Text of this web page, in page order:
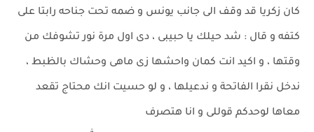
كان زكريا قد وقف الى جانب يونس و ضمه تحت جناحه رابتا على
كتفه و قال : شد حيلك يا حبيبى ، دى اول مرة نور تشوفك من
وقتها ، و اكيد انت كمان واحشها زى ماهى وحشاك بالظبط ،
ندخل نقرا الفاتحة و ندعيلها ، و لو حسيت انك محتاج تقعد
معاها لوحدكم قوللى و انا هتصرف